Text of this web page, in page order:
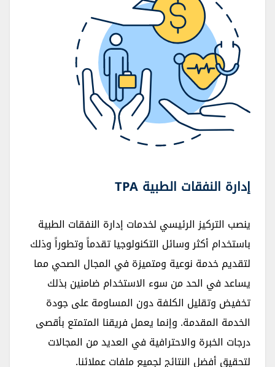
إدارة النفقات الطبية TPA
ينصب التركيز الرئيسي لخدمات إدارة النفقات الطبية
باستخدام أكثر وسائل التكنولوجيا تقدماً وتطوراً وذلك
لتقديم خدمة نوعية ومتميزة في المجال الصحي مما
يساعد في الحد من سوء الاستخدام ضامنين بذلك
تخفيض وتقليل الكلفة دون المساومة على جودة
الخدمة المقدمة. وإنما يعمل فريقنا المتمتع بأقصى
درجات الخبرة والاحترافية في العديد من المجالات
لتحقيق أفضل النتائج لجميع ملفات عملائنا.